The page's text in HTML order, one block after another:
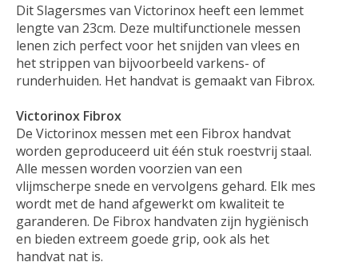
Dit Slagersmes van Victorinox heeft een lemmet
lengte van 23cm. Deze multifunctionele messen
lenen zich perfect voor het snijden van vlees en
het strippen van bijvoorbeeld varkens- of
runderhuiden. Het handvat is gemaakt van Fibrox.
Victorinox Fibrox
De Victorinox messen met een Fibrox handvat
worden geproduceerd uit één stuk roestvrij staal.
Alle messen worden voorzien van een
vlijmscherpe snede en vervolgens gehard. Elk mes
wordt met de hand afgewerkt om kwaliteit te
garanderen. De Fibrox handvaten zijn hygiënisch
en bieden extreem goede grip, ook als het
handvat nat is.